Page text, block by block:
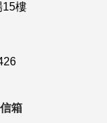
15樓
箱